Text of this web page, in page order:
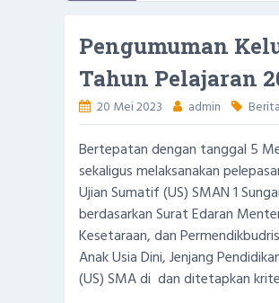
Pengumuman
Tahun Pelajaran
20 Mei 2023 admin
Bertepatan dengan tanggal 5
sekaligus melaksanakan
Ujian Sumatif (US) SMAN 1
berdasarkan Surat Edaran
Kesetaraan, dan
Anak Usia Dini, Jenjang
(US) SMA di dan ditetapkan